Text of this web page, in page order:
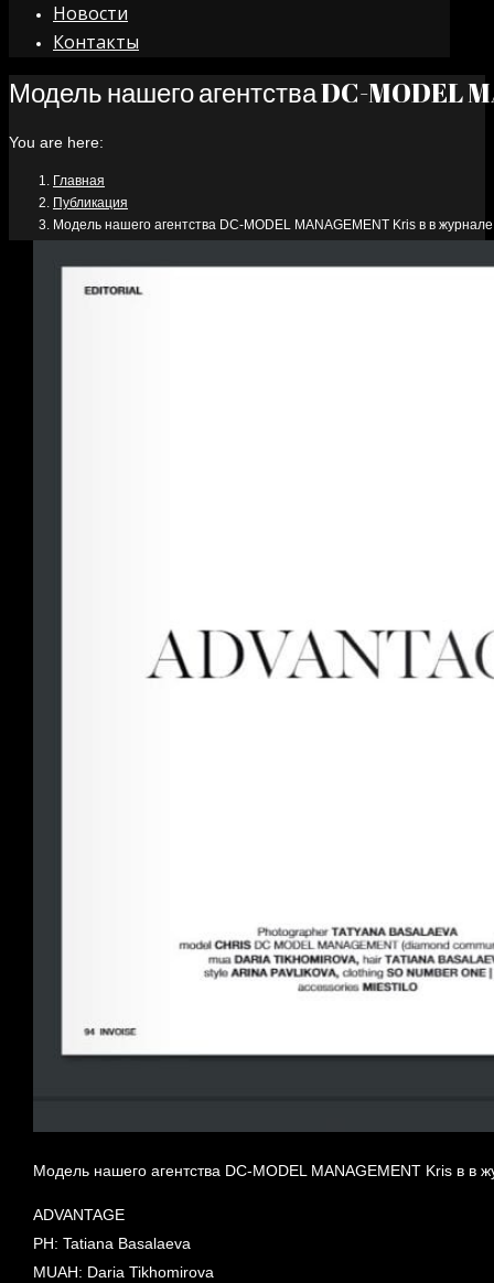
Новости
Контакты
Модель нашего агентства DC-MODEL
You are here:
Главная
Публикация
Модель нашего агентства DC-MODEL MANAGEMENT Kris в в
Модель нашего агентства DC-MODEL MANAGEMENT Kris в в
ADVANTAGE
PH: Tatiana Basalaeva
MUAH: Daria Tikhomirova